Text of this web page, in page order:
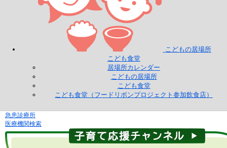
こどもの居場所
こども食堂
居場所カレンダー
こどもの居場所
こども食堂
こども食堂（フードリボンプロジェクト参加飲食店）
急患診療所
医療機関検索